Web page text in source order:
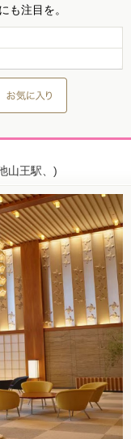
も注目を。
山王駅、)